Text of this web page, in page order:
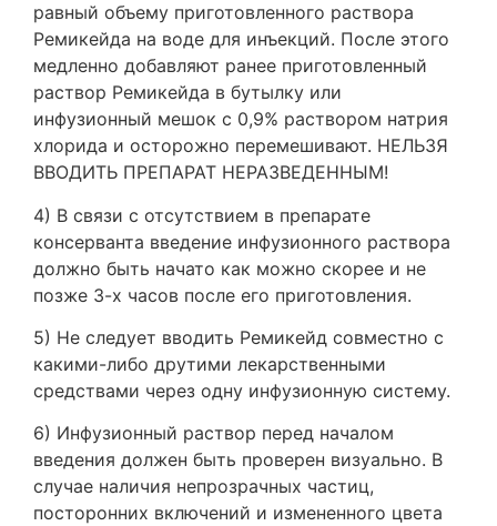
равный объему приготовленного раствора
Ремикейда на воде для инъекций. После этого
медленно добавляют ранее приготовленный
раствор Ремикейда в бутылку или
инфузионный мешок с 0,9% раствором натрия
хлорида и осторожно перемешивают. НЕЛЬЗЯ
ВВОДИТЬ ПРЕПАРАТ НЕРАЗВЕДЕННЫМ!
4) В связи с отсутствием в препарате
консерванта введение инфузионного раствора
должно быть начато как можно скорее и не
позже 3-х часов после его приготовления.
5) Не следует вводить Ремикейд совместно с
какими-либо друтими лекарственными
средствами через одну инфузионную систему.
6) Инфузионный раствор перед началом
введения должен быть проверен визуально. В
случае наличия непрозрачных частиц,
посторонних включений и измененного цвета